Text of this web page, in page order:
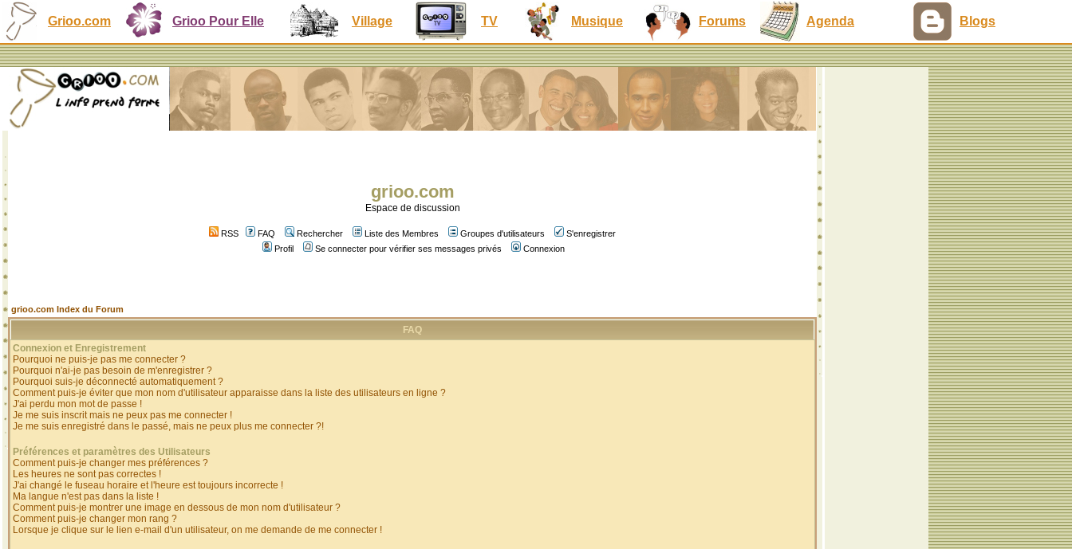
Grioo.com Grioo Pour Elle Village TV Musique Forums Agenda Blogs
grioo.com
Espace de discussion
RSS FAQ Rechercher Liste des Membres Groupes d'utilisateurs
S'enregistrer
Profil
Se connecter pour vérifier ses messages privés Connexion
grioo.com Index du Forum
FAQ
Connexion et Enregistrement
Pourquoi ne puis-je pas me connecter ?
Pourquoi n'ai-je pas besoin de m'enregistrer ?
Pourquoi suis-je déconnecté automatiquement ?
Comment puis-je éviter que mon nom d'utilisateur apparaisse dans la liste des utilisateurs en ligne ?
J'ai perdu mon mot de passe !
Je me suis inscrit mais ne peux pas me connecter !
Je me suis enregistré dans le passé, mais ne peux plus me connecter ?!
Préférences et paramètres des Utilisateurs
Comment puis-je changer mes préférences ?
Les heures ne sont pas correctes !
J'ai changé le fuseau horaire et l'heure est toujours incorrecte !
Ma langue n'est pas dans la liste !
Comment puis-je montrer une image en dessous de mon nom d'utilisateur ?
Comment puis-je changer mon rang ?
Lorsque je clique sur le lien e-mail d'un utilisateur, on me demande de me connecter !